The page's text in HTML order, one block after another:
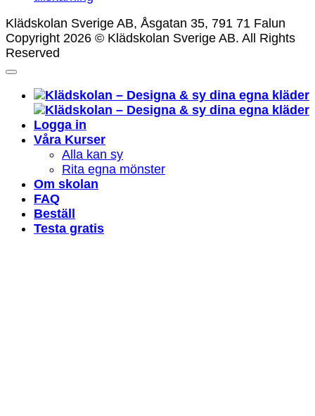
Klädskolan Sverige AB, Åsgatan 35, 791 71 Falun
Copyright 2026 © Klädskolan Sverige AB. All Rights
Reserved
Logga in
Våra Kurser
Alla kan sy
Rita egna mönster
Om skolan
FAQ
Beställ
Testa gratis